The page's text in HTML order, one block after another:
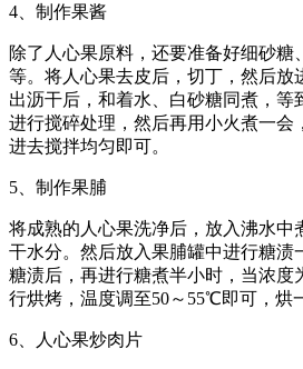
4、制作果酱
除了人心果原料，还要准备好细砂糖
等。将人心果去皮后，切丁，然后放
出沥干后，和着水、白砂糖同煮，等
进行搅碎处理，然后再用小火煮一会
进去搅拌均匀即可。
5、制作果脯
将成熟的人心果洗净后，放入沸水中
干水分。然后放入果脯罐中进行糖渍
糖渍后，再进行糖煮半小时，当浓度
行烘烤，温度调至50～55℃即可，烘
6、人心果炒肉片